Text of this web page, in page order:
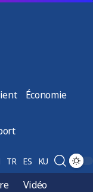
Économie
TR ES KU
Vidéo